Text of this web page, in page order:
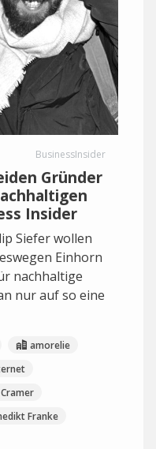
BusinessInsider
Gründer
Insider
Siefer wollen
Einhorn
nachhaltige
nur auf so eine
amorelie
Franke